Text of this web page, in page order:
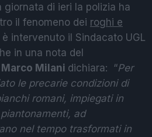
giornata di ieri la polizia ha
il fenomeno dei roghi e
intervenuto il Sindacato UGL
in una nota del
Marco Milani dichiara: “Per
le precarie condizioni di
romani, impiegati in
ad
nel tempo trasformati in